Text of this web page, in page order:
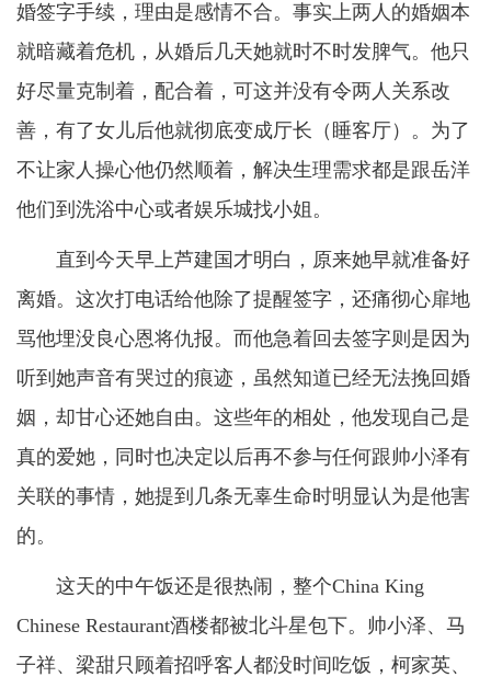
婚签字手续，理由是感情不合。事实上两人的婚姻本
就暗藏着危机，从婚后几天她就时不时发脾气。他只
好尽量克制着，配合着，可这并没有令两人关系改
善，有了女儿后他就彻底变成厅长（睡客厅）。为了
不让家人操心他仍然顺着，解决生理需求都是跟岳洋
他们到洗浴中心或者娱乐城找小姐。
直到今天早上芦建国才明白，原来她早就准备好
离婚。这次打电话给他除了提醒签字，还痛彻心扉地
骂他埋没良心恩将仇报。而他急着回去签字则是因为
听到她声音有哭过的痕迹，虽然知道已经无法挽回婚
姻，却甘心还她自由。这些年的相处，他发现自己是
真的爱她，同时也决定以后再不参与任何跟帅小泽有
关联的事情，她提到几条无辜生命时明显认为是他害
的。
这天的中午饭还是很热闹，整个China King
Chinese Restaurant酒楼都被北斗星包下。帅小泽、马
子祥、梁甜只顾着招呼客人都没时间吃饭，柯家英、